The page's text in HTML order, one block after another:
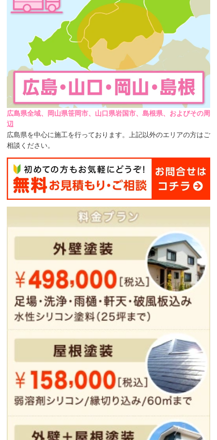
広島県全域、岡山県笹岡市、山口県岩国市、島根県、およびその周
辺
広島県を中心に施工を行っております。上記以外のエリアの方はご
相談ください。